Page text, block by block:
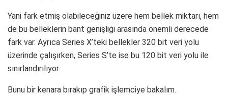
Yani fark etmiş olabileceğiniz üzere hem bellek miktarı, hem
de bu belleklerin bant genişliği arasında önemli derecede
fark var. Ayrıca Series X’teki bellekler 320 bit veri yolu
üzerinde çalışırken, Series S’te ise bu 120 bit veri yolu ile
sınırlandırılıyor.
Bunu bir kenara bırakıp grafik işlemciye bakalım.